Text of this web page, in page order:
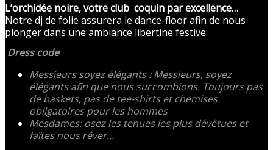
L’orchidée noire, votre club coquin par excellence…
Notre dj de folie assurera le dance-floor afin de nous
plonger dans une ambiance libertine festive.
Dress code
Messieurs soyez élégants : Messieurs, soyez
élégants afin que nous succombions. Toujours pas
de baskets, pas de tee-shirts et chemises
obligatoires pour les hommes
Mesdames: osez les tenues les plus dévêtues et
faîtes nous rêver…